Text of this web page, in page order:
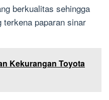
berkualitas sehingga
paparan sinar
Kekurangan Toyota